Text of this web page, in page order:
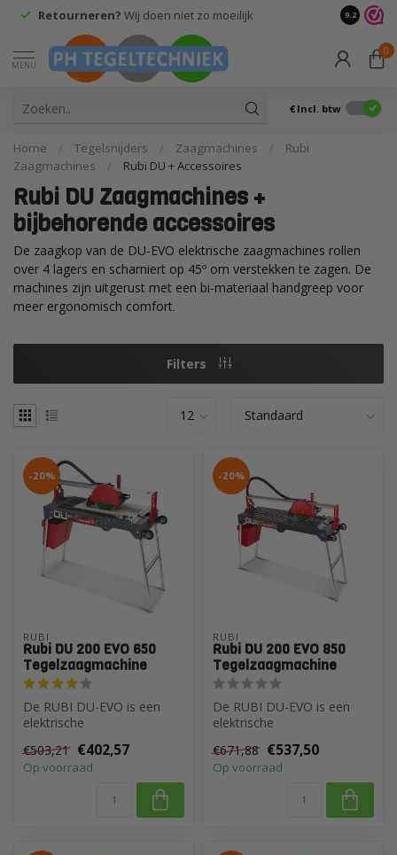
Retourneren? Wij doen niet zo moeilijk 9.2
MENU
0
€ Incl. btw
Home / Tegelsnijders / Zaagmachines /
Rubi
Zaagmachines
/ Rubi DU + Accessoires
Rubi DU Zaagmachines +
bijbehorende accessoires
De zaagkop van de DU-EVO elektrische zaagmachines rollen
over 4 lagers en scharniert op 45º om verstekken te zagen. De
machines zijn uitgerust met een bi-materiaal handgreep voor
meer ergonomisch comfort.
Filters
-20%
RUBI
Rubi DU 200 EVO 650
Tegelzaagmachine
De RUBI DU-EVO is een
elektrische
mobiele zaagkop, ontw...
€503,21 €402,57
Op voorraad
-20%
RUBI
Rubi DU 200 EVO 850
Tegelzaagmachine
De RUBI DU-EVO is een
elektrische
mobiele zaagkop, ontw...
€671,88 €537,50
Op voorraad